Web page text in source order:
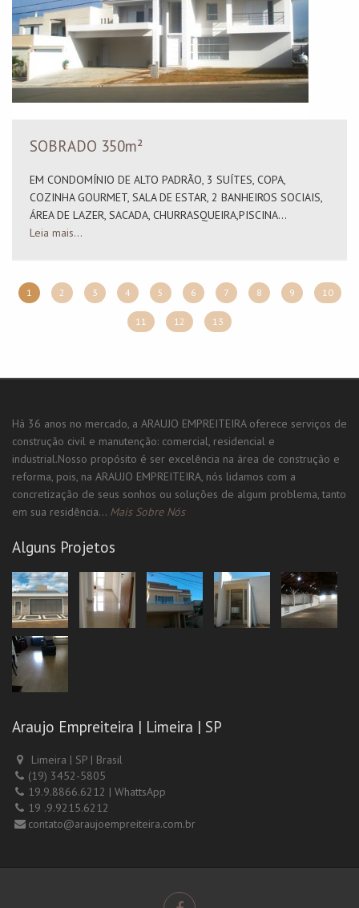
SOBRADO 350m²
EM CONDOMÍNIO DE ALTO PADRÃO, 3 SUÍTES, COPA,
COZINHA GOURMET, SALA DE ESTAR, 2 BANHEIROS SOCIAIS,
ÁREA DE LAZER, SACADA, CHURRASQUEIRA,PISCINA...
Leia mais...
1 2 3 4 5 6 7 8 9 10
11 12 13
Há 36 anos no mercado, a ARAUJO EMPREITEIRA oferece serviços de
construção civil e manutenção: comercial, residencial e
industrial.Nosso propósito é ser excelência na área de construção e
reforma, pois, na ARAUJO EMPREITEIRA, nós lidamos com a
concretização de seus sonhos ou soluções de algum problema, tanto
em sua residência... Mais Sobre Nós
Alguns Projetos
Araujo Empreiteira | Limeira | SP
Limeira | SP | Brasil
(19) 3452-5805
19.9.8866.6212 | WhattsApp
19 .9.9215.6212
contato@araujoempreiteira.com.br